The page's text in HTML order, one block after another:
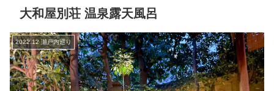
大和屋別荘 温泉露天風呂
2022.12 瀬戸内巡り